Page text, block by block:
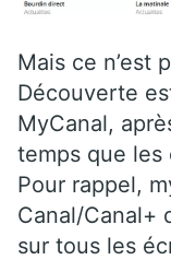
Mais ce n’est
Découverte
MyCanal,
temps que les
Pour rappel,
Canal/Canal+
sur tous les